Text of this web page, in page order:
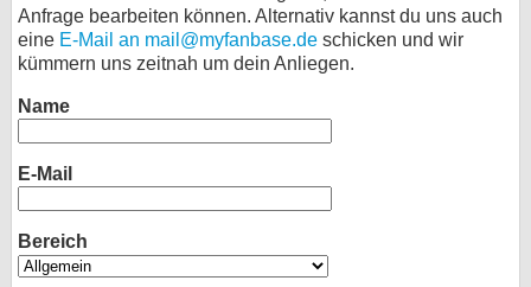
Anfrage bearbeiten können. Alternativ kannst du uns auch
eine E-Mail an mail@myfanbase.de schicken und wir
kümmern uns zeitnah um dein Anliegen.
Name
E-Mail
Bereich
SERVICE
Gewinnspiele
bei Facebook